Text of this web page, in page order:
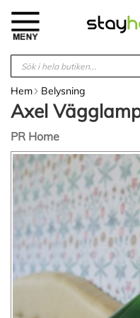
innehållet
Hem Belysning
Axel
PR Home
Hoppa
till
slutet